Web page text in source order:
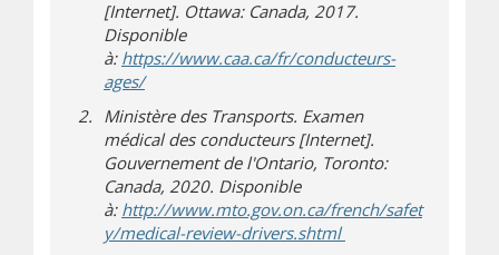
[Internet]. Ottawa: Canada, 2017.
Disponible
à: https://www.caa.ca/fr/conducteurs-
ages/(s’ouvre sur un autre site)
Ministère des Transports. Examen
médical des conducteurs [Internet].
Gouvernement de l'Ontario, Toronto:
Canada, 2020. Disponible
à: http://www.mto.gov.on.ca/french/safet
y/medical-review-drivers.shtml